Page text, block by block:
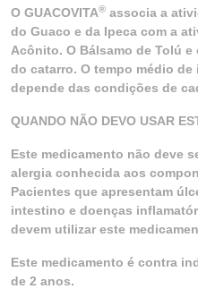
O GUACOVITA® associa a
do Guaco e da Ipeca com a
Acônito. O Bálsamo de Tolú
do catarro. O tempo médio
depende das condições de
QUANDO NÃO DEVO USAR
Este medicamento não deve
alergia conhecida aos
Pacientes que apresentam
intestino e doenças
devem utilizar este
Este medicamento é contra
de 2 anos.